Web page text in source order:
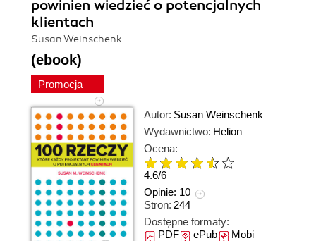
powinien wiedzieć o potencjalnych
klientach
Susan Weinschenk
(ebook)
Promocja
Autor: Susan Weinschenk
Wydawnictwo: Helion
Ocena:
4.6/6
Opinie: 10
Stron: 244
Dostępne formaty:
PDFePubMobi